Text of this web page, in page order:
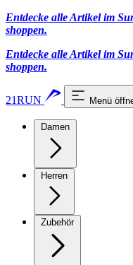
Entdecke alle Artikel im
shoppen.
Entdecke alle Artikel im
shoppen.
21RUN Menü
Damen
Herren
Zubehör